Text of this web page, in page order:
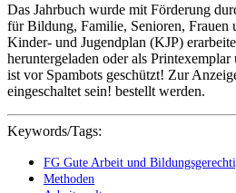
Das Jahrbuch wurde mit Förderung
für Bildung, Familie, Senioren, Frauen
Kinder- und Jugendplan (KJP)
heruntergeladen oder als Printexemplar
ist vor Spambots geschützt! Zur
eingeschaltet sein! bestellt werden.
Keywords/Tags:
FG Gute Arbeit und
Methoden